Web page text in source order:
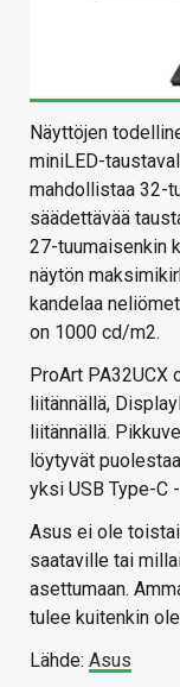
Näyttöjen
miniLED-
mahdollistaa 32-
säädettävää
27-tuumaisenkin
näytön
kandelaa
on 1000 cd/m2.
ProArt PA32UCX
liitännällä,
liitännällä.
löytyvät
yksi USB Type-C
Asus ei ole
saataville tai
asettumaan.
tulee kuitenkin
Lähde: Asus